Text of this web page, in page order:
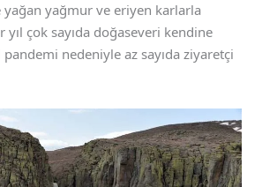
yağan yağmur ve eriyen karlarla
yıl çok sayıda doğaseveri kendine
pandemi nedeniyle az sayıda ziyaretçi